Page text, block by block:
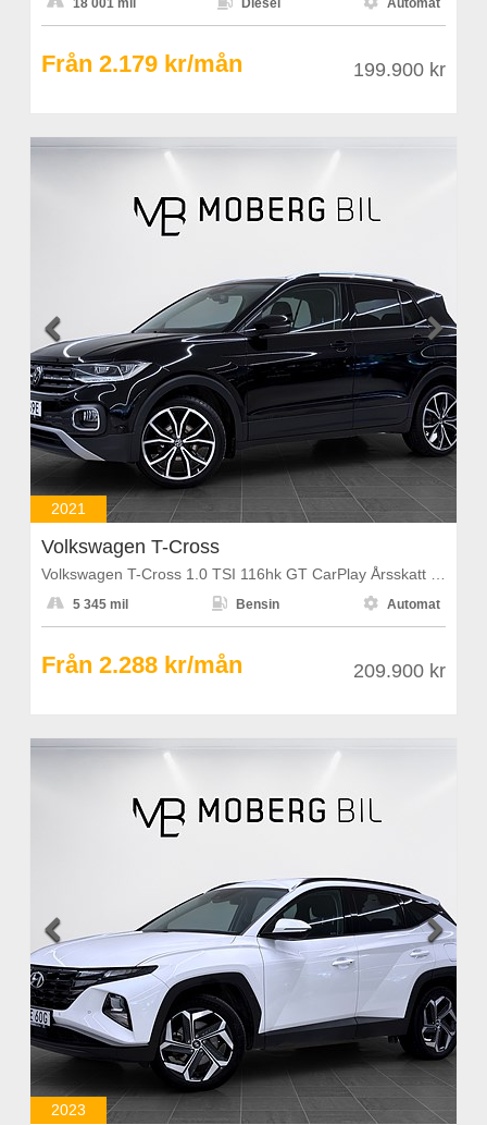
18 001 mil Diesel Automat
Från 2.179 kr/mån 199.900 kr
 
2021
Volkswagen T-Cross
Volkswagen T-Cross 1.0 TSI 116hk GT CarPlay Årsskatt 1108kr
 5 345 mil  Bensin  Automat
Från 2.288 kr/mån 209.900 kr
 
2023